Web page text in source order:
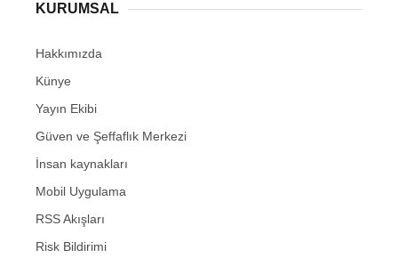
KURUMSAL
Hakkımızda
Künye
Yayın Ekibi
Güven ve Şeffaflık Merkezi
İnsan kaynakları
Mobil Uygulama
RSS Akışları
Risk Bildirimi